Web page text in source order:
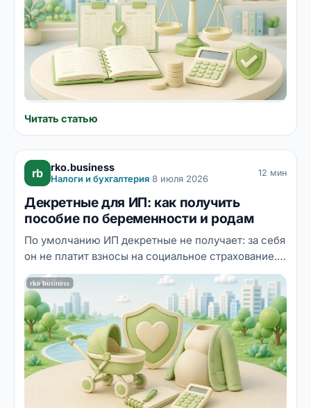
ЭДО, что делать при расхождениях и как подпись
под актом влияет на срок исковой давности.
Читать статью
rb rko.business
Налоги и бухгалтерия·8 июля 2026
12 мин
Декретные для ИП: как получить
пособие по беременности и родам
По умолчанию ИП декретные не получает: за себя
он не платит взносы на социальное страхование.
Но есть легальный механизм — добровольное
страхование в СФР: заплатили фиксированный
взнос до 31 декабря, и со следующего года у вас
есть право на пособие по беременности и родам
и больничные. Разбираем механику, суммы,
сроки и типичные ошибки, из-за которых будущие
мамы-ИП остаются без выплат.